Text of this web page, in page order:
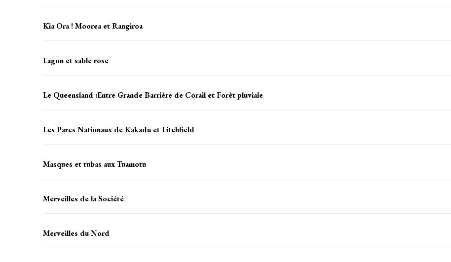
Kia Ora ! Moorea et Rangiroa
Lagon et sable rose
Le Queensland :Entre Grande Barrière de Corail et Forêt pluviale
Les Parcs Nationaux de Kakadu et Litchfield
Masques et tubas aux Tuamotu
Merveilles de la Société
Merveilles du Nord